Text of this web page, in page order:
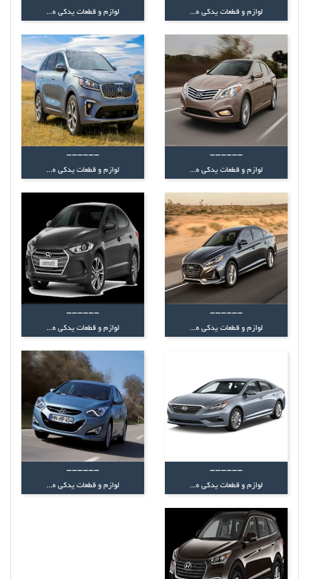
لوازم و قطعات یدکی ه... لوازم و قطعات یدکی ه...
------
لوازم و قطعات یدکی ه...
------
لوازم و قطعات یدکی ه...
------
لوازم و قطعات یدکی ه...
------
لوازم و قطعات یدکی ه...
------
لوازم و قطعات یدکی ه...
------
لوازم و قطعات یدکی ه...